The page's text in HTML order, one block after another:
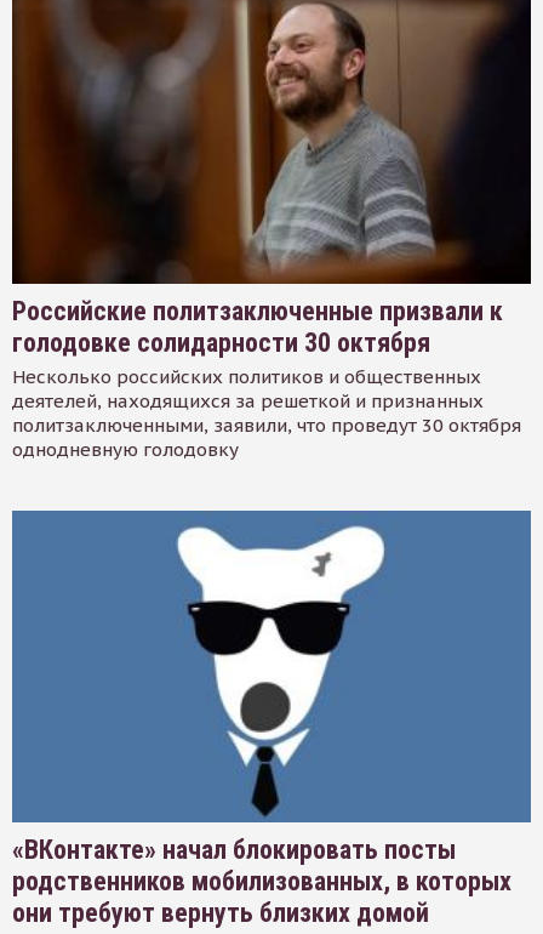
Российские политзаключенные призвали к
голодовке солидарности 30 октября
Несколько российских политиков и общественных
деятелей, находящихся за решеткой и признанных
политзаключенными, заявили, что проведут 30 октября
однодневную голодовку
«ВКонтакте» начал блокировать посты
родственников мобилизованных, в которых
они требуют вернуть близких домой